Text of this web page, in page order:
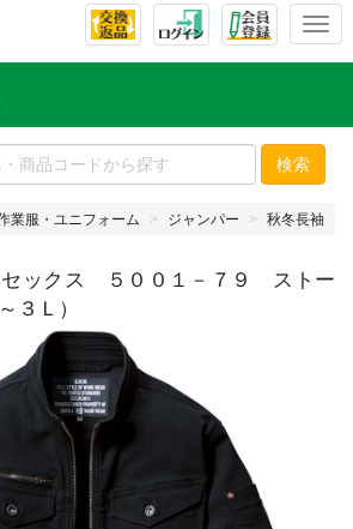
T
l
e
n
v
g
検索
業服・ユニフォーム ジャンパー 秋冬長袖
ックス ５００１－７９ ストー
３Ｌ）